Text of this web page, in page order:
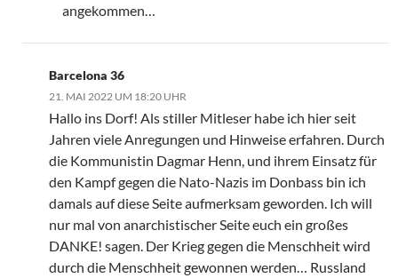
angekommen…
Barcelona 36
21. MAI 2022 UM 18:20 UHR
Hallo ins Dorf! Als stiller Mitleser habe ich hier seit
Jahren viele Anregungen und Hinweise erfahren. Durch
die Kommunistin Dagmar Henn, und ihrem Einsatz für
den Kampf gegen die Nato-Nazis im Donbass bin ich
damals auf diese Seite aufmerksam geworden. Ich will
nur mal von anarchistischer Seite euch ein großes
DANKE! sagen. Der Krieg gegen die Menschheit wird
durch die Menschheit gewonnen werden… Russland